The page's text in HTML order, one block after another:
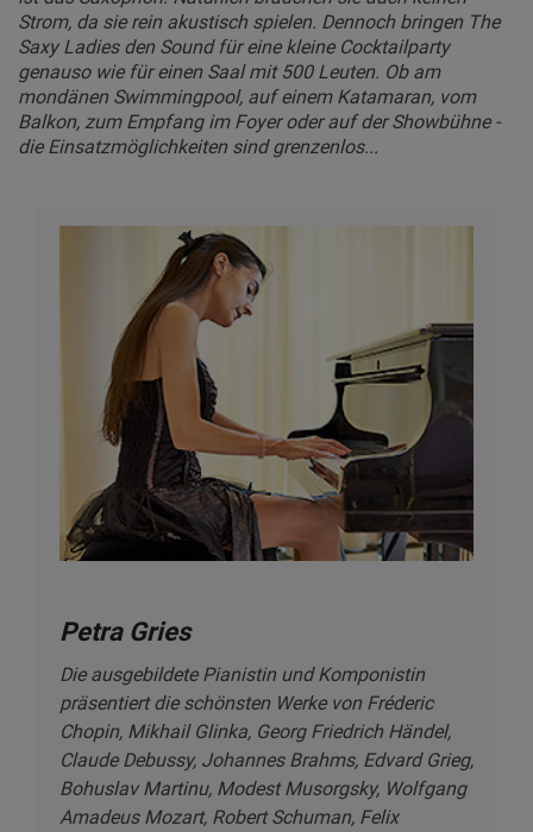
Strom, da sie rein akustisch spielen. Dennoch bringen The
Saxy Ladies den Sound für eine kleine Cocktailparty
genauso wie für einen Saal mit 500 Leuten. Ob am
mondänen Swimmingpool, auf einem Katamaran, vom
Balkon, zum Empfang im Foyer oder auf der Showbühne -
die Einsatzmöglichkeiten sind grenzenlos...
Petra Gries
Die ausgebildete Pianistin und Komponistin
präsentiert die schönsten Werke von Fréderic
Chopin, Mikhail Glinka, Georg Friedrich Händel,
Claude Debussy, Johannes Brahms, Edvard Grieg,
Bohuslav Martinu, Modest Musorgsky, Wolfgang
Amadeus Mozart, Robert Schuman, Felix